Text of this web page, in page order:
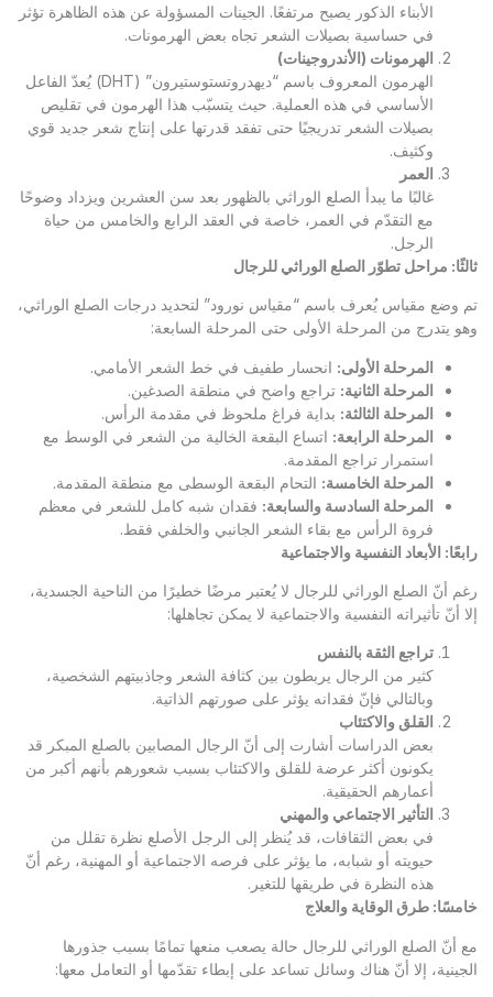
الأبناء الذكور يصبح مرتفعًا. الجينات المسؤولة عن هذه الظاهرة تؤثر
في حساسية بصيلات الشعر تجاه بعض الهرمونات.
الهرمونات (الأندروجينات)
الهرمون المعروف باسم “ديهدروتستوستيرون” (DHT) يُعدّ الفاعل
الأساسي في هذه العملية. حيث يتسبّب هذا الهرمون في تقليص
بصيلات الشعر تدريجيًا حتى تفقد قدرتها على إنتاج شعر جديد قوي
وكثيف.
العمر
غالبًا ما يبدأ الصلع الوراثي بالظهور بعد سن العشرين ويزداد وضوحًا
مع التقدّم في العمر، خاصة في العقد الرابع والخامس من حياة
الرجل.
ثالثًا: مراحل تطوّر الصلع الوراثي للرجال
تم وضع مقياس يُعرف باسم “مقياس نورود” لتحديد درجات الصلع الوراثي،
وهو يتدرج من المرحلة الأولى حتى المرحلة السابعة:
المرحلة الأولى: انحسار طفيف في خط الشعر الأمامي.
المرحلة الثانية: تراجع واضح في منطقة الصدغين.
المرحلة الثالثة: بداية فراغ ملحوظ في مقدمة الرأس.
المرحلة الرابعة: اتساع البقعة الخالية من الشعر في الوسط مع
استمرار تراجع المقدمة.
المرحلة الخامسة: التحام البقعة الوسطى مع منطقة المقدمة.
المرحلة السادسة والسابعة: فقدان شبه كامل للشعر في معظم
فروة الرأس مع بقاء الشعر الجانبي والخلفي فقط.
رابعًا: الأبعاد النفسية والاجتماعية
رغم أنّ الصلع الوراثي للرجال لا يُعتبر مرضًا خطيرًا من الناحية الجسدية،
إلا أنّ تأثيراته النفسية والاجتماعية لا يمكن تجاهلها:
تراجع الثقة بالنفس
كثير من الرجال يربطون بين كثافة الشعر وجاذبيتهم الشخصية،
وبالتالي فإنّ فقدانه يؤثر على صورتهم الذاتية.
القلق والاكتئاب
بعض الدراسات أشارت إلى أنّ الرجال المصابين بالصلع المبكر قد
يكونون أكثر عرضة للقلق والاكتئاب بسبب شعورهم بأنهم أكبر من
أعمارهم الحقيقية.
التأثير الاجتماعي والمهني
في بعض الثقافات، قد يُنظر إلى الرجل الأصلع نظرة تقلل من
حيويته أو شبابه، ما يؤثر على فرصه الاجتماعية أو المهنية، رغم أنّ
هذه النظرة في طريقها للتغير.
خامسًا: طرق الوقاية والعلاج
مع أنّ الصلع الوراثي للرجال حالة يصعب منعها تمامًا بسبب جذورها
الجينية، إلا أنّ هناك وسائل تساعد على إبطاء تقدّمها أو التعامل معها: